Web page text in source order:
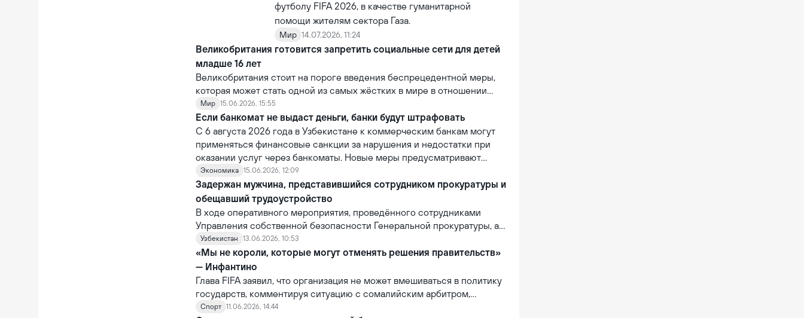
футболу FIFA 2026, в качестве гуманитарной
помощи жителям сектора Газа.
Мир 14.07.2026, 11:24
Великобритания готовится запретить социальные сети для детей
младше 16 лет
Великобритания стоит на пороге введения беспрецедентной меры,
которая может стать одной из самых жёстких в мире в отношении
крупных технологических компаний. В рамках усиления контроля над
цифровой средой власти страны рассматривают возможность запрета
использования социальных сетей для лиц младше 16 лет.
Мир 15.06.2026, 15:55
Если банкомат не выдаст деньги, банки будут штрафовать
С 6 августа 2026 года в Узбекистане к коммерческим банкам могут
применяться финансовые санкции за нарушения и недостатки при
оказании услуг через банкоматы. Новые меры предусматривают
ответственность банков за сбои в работе банкоматов и
ненадлежащее обслуживание клиентов при проведении операций
через устройства самообслуживания.
Экономика 15.06.2026, 12:09
Задержан мужчина, представившийся сотрудником прокуратуры и
обещавший трудоустройство
В ходе оперативного мероприятия, проведённого сотрудниками
Управления собственной безопасности Генеральной прокуратуры, а
также Управления Департамента по Кашкадарьинской области, был
задержан гражданин, подозреваемый в мошенничестве.
Узбекистан 13.06.2026, 10:53
«Мы не короли, которые могут отменять решения правительств»
— Инфантино
Глава FIFA заявил, что организация не может вмешиваться в политику
государств, комментируя ситуацию с сомалийским арбитром,
которому было отказано во въезде в США. По словам Инфантино, FIFA
Спорт 11.06.2026, 14:44